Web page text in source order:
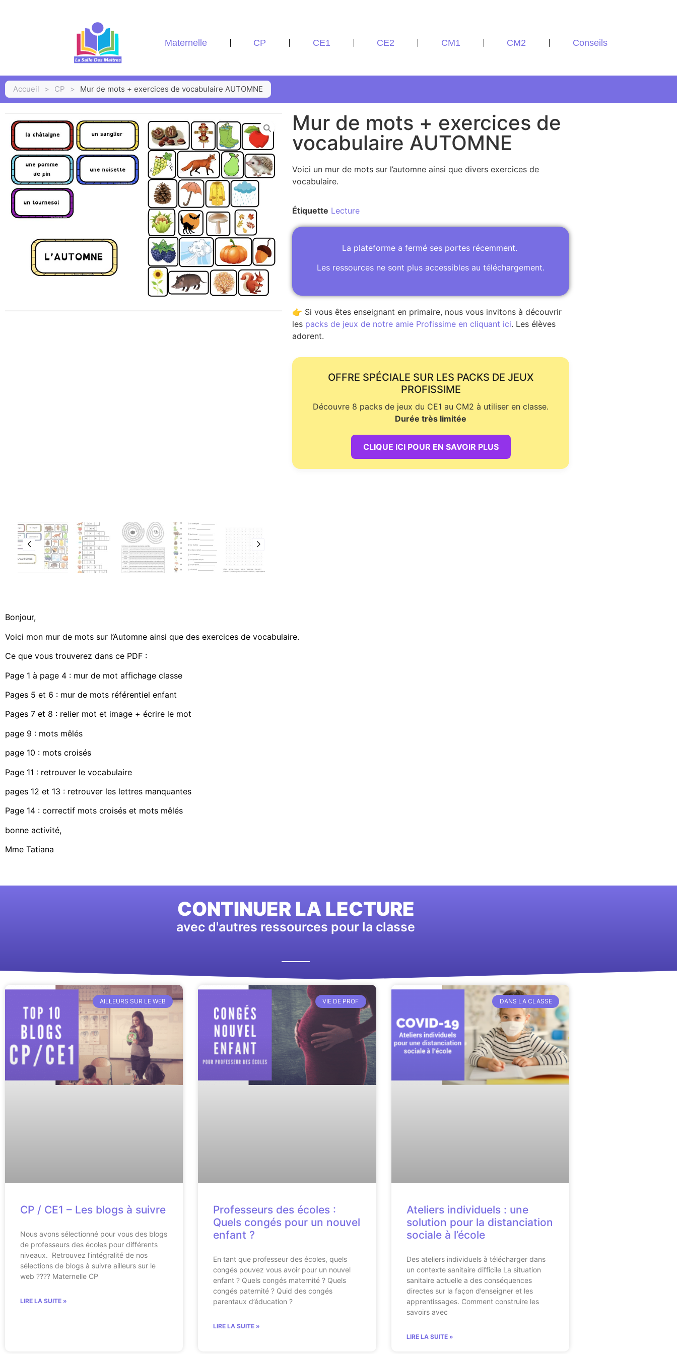
Maternelle CP CE1 CE2 CM1 CM2 Conseils
Accueil > CP > Mur de mots + exercices de vocabulaire AUTOMNE
Mur de mots + exercices de
vocabulaire AUTOMNE
Voici un mur de mots sur l’automne ainsi que divers exercices de
vocabulaire.
Étiquette Lecture
La plateforme a fermé ses portes récemment.
Les ressources ne sont plus accessibles au téléchargement.
👉 Si vous êtes enseignant en primaire, nous vous invitons à découvrir
les packs de jeux de notre amie Profissime en cliquant ici. Les élèves
adorent.
OFFRE SPÉCIALE SUR LES PACKS DE JEUX
PROFISSIME
Découvre 8 packs de jeux du CE1 au CM2 à utiliser en classe.
Durée très limitée
CLIQUE ICI POUR EN SAVOIR PLUS
Bonjour,
Voici mon mur de mots sur l’Automne ainsi que des exercices de vocabulaire.
Ce que vous trouverez dans ce PDF :
Page 1 à page 4 : mur de mot affichage classe
Pages 5 et 6 : mur de mots référentiel enfant
Pages 7 et 8 : relier mot et image + écrire le mot
page 9 : mots mêlés
page 10 : mots croisés
Page 11 : retrouver le vocabulaire
pages 12 et 13 : retrouver les lettres manquantes
Page 14 : correctif mots croisés et mots mêlés
bonne activité,
Mme Tatiana
CONTINUER LA LECTURE
avec d'autres ressources pour la classe
AILLEURS SUR LE WEB
CP / CE1 – Les blogs à suivre
Nous avons sélectionné pour vous des blogs
de professeurs des écoles pour différents
niveaux. Retrouvez l’intégralité de nos
sélections de blogs à suivre ailleurs sur le
web ???? Maternelle CP
LIRE LA SUITE »
VIE DE PROF
Professeurs des écoles :
Quels congés pour un nouvel
enfant ?
En tant que professeur des écoles, quels
congés pouvez vous avoir pour un nouvel
enfant ? Quels congés maternité ? Quels
congés paternité ? Quid des congés
parentaux d’éducation ?
LIRE LA SUITE »
DANS LA CLASSE
Ateliers individuels : une
solution pour la distanciation
sociale à l’école
Des ateliers individuels à télécharger dans
un contexte sanitaire difficile La situation
sanitaire actuelle a des conséquences
directes sur la façon d’enseigner et les
apprentissages. Comment construire les
savoirs avec
LIRE LA SUITE »